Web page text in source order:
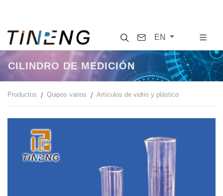
SearchContact
EN
CILINDRO DE MEDICIÓN
Productos Quipos varios Artículos de vidrio y plástico